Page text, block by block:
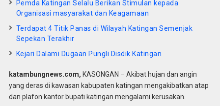
Pemda Katingan Selalu Berikan Stimulan kepada
Organisasi masyarakat dan Keagamaan
Terdapat 4 Titik Panas di Wilayah Katingan Semenjak
Sepekan Terakhir
Kejari Dalami Dugaan Pungli Disdik Katingan
katambungnews.com, KASONGAN – Akibat hujan dan angin
yang deras di kawasan kabupaten katingan mengakibatkan atap
dan plafon kantor bupati katingan mengalami kerusakan.